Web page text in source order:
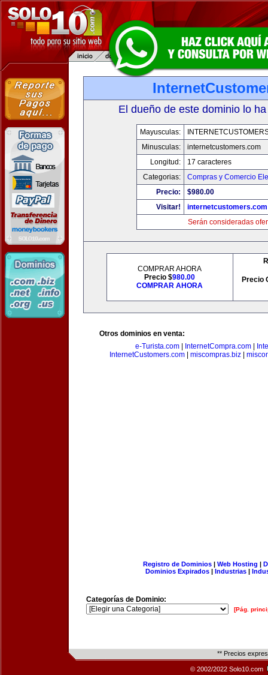
El dueño de este dominio lo
Mayusculas:
Minusculas:
internetcustomers.com
Longitud:
17 caracteres
Categorias:
Compras y Comercio
Precio:
$980.00
Visitar!
internetcustomers.com
Serán consideradas
COMPRAR AHORA
Precio $980.00
COMPRAR AHORA
Precio
Otros dominios en venta:
e-Turista.com
InternetCompra.com
InternetCustomers.com| miscompras.biz|
Registro de Dominios| Web Hosting |
Dominios Expirados | Industrias |
Categorías de Dominio:
[Pág.
** Precios
© 2002/2022 Solo10.com